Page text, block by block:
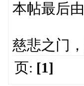
本帖最后
慈悲之门
页: [1]